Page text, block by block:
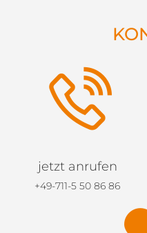
jetzt anrufen
+49-711-5 50 86 86